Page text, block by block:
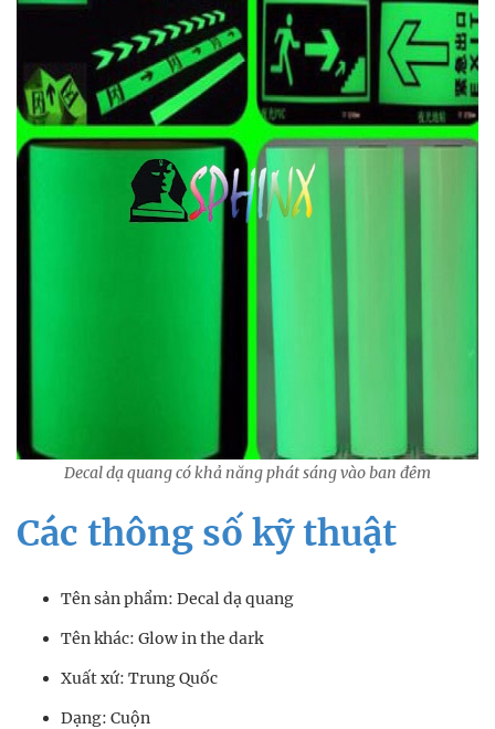
Decal dạ quang có khả năng phát sáng vào ban đêm
Các thông số kỹ thuật
Tên sản phẩm: Decal dạ quang
Tên khác: Glow in the dark
Xuất xứ: Trung Quốc
Dạng: Cuộn